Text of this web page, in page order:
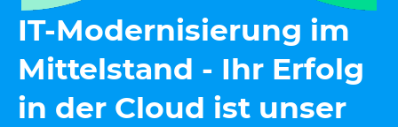
IT-Modernisierung im
Mittelstand - Ihr Erfolg
in der Cloud ist unser